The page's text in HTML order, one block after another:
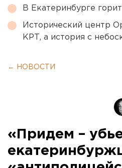
В Екатеринбурге
Исторический центр
КРТ, а история с
← НОВОСТИ
«Придем –